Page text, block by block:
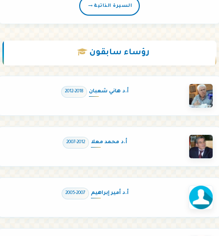
السيرة الذاتية→
رؤساء سابقون
أ.د هاني شعبان 2012-2018
أ.د محمد معلا 2007-2012
أ.د أمير إبراهيم 2005-2007